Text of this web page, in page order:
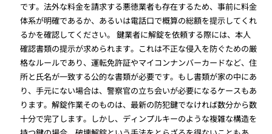
です。法外な料金を請求する悪徳業者も存在するため、事前に料金
体系が明確であるか、あるいは電話口で概算の総額を提示してくれ
るかを確認してください。 鍵業者に解錠を依頼する際には、本人
確認書類の提示が求められます。これは不正な侵入を防ぐための厳
格なルールであり、運転免許証やマイコンナンバーカードなど、住
所と氏名が一致する公的な書類が必要です。もし書類が家の中にあ
り、手元にない場合は、警察官の立ち会いが必要になるケースもあ
ります。解錠作業そのものは、最新の防犯鍵でなければ数分から数
十分で完了します。しかし、ディンプルキーのような複雑な構造を